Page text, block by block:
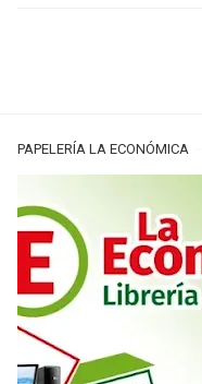
PAPELERÍA LA ECONÓMICA